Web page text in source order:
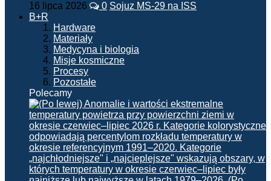
16 lipca 2026 0 Sojuz MS-29 na ISS
B+R
Hardware
Materiały
Medycyna i biologia
Misje kosmiczne
Procesy
Pozostałe
Polecamy